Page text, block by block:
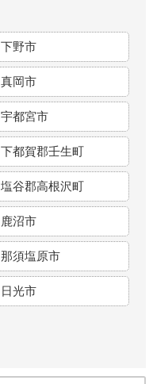
下野市
真岡市
宇都宮市
下都賀郡壬生町
塩谷郡高根沢町
鹿沼市
那須塩原市
日光市